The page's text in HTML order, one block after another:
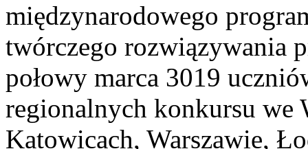
międzynarodowego
twórczego rozwiązywania
połowy marca 3019
regionalnych konkursu we
Katowicach, Warszawie,